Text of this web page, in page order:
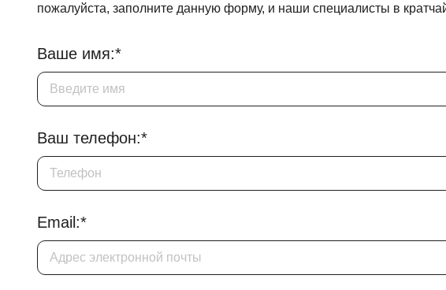
пожалуйста, заполните данную форму, и наши специалисты в
Ваше имя:*
Ваш телефон:*
Email:*